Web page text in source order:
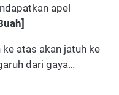
apel
atas akan jatuh ke
dari gaya…